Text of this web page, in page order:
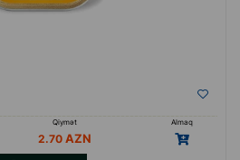
Qiymət
Almaq
2.70